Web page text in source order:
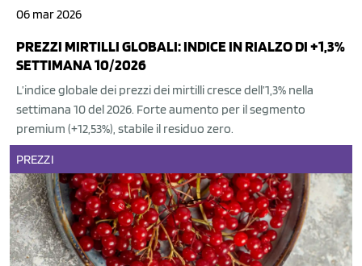
06 mar 2026
PREZZI MIRTILLI GLOBALI: INDICE IN RIALZO DI +1,3%
SETTIMANA 10/2026
L’indice globale dei prezzi dei mirtilli cresce dell’1,3% nella
settimana 10 del 2026. Forte aumento per il segmento
premium (+12,53%), stabile il residuo zero.
PREZZI